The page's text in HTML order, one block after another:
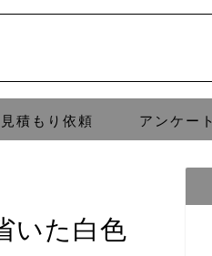
見積もり依頼 アンケート
いた白色